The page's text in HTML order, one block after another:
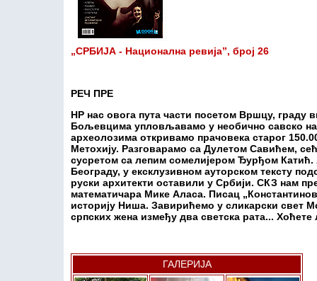
„СРБИЈА - Национална ревија”, број 26
РЕЧ ПРЕ
НР нас овога пута части посетом Вршцу, граду
Бољевцима упловљавамо у необично савско
археолозима откривамо прачовека старог
Метохију. Разговарамо са Дулетом Савићем,
сусретом са лепим сомелијером Ђурђом Катић.
Београду, у ексклузивном ауторском тексту
руски архитекти оставили у Србији. СКЗ нам
математичара Мике Аласа. Писац
историју Ниша. Завирићемо у сликарски свет
српских жена између два светска рата... Хоћете
ГАЛЕРИЈА